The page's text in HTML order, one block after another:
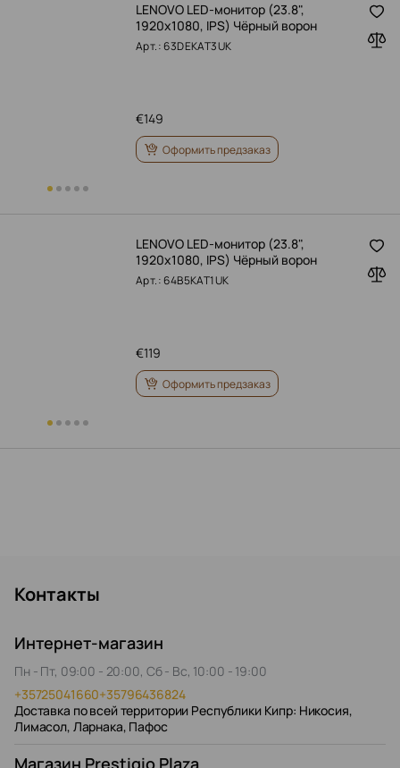
LENOVO LED-монитор (23.8",
1920x1080, IPS) Чёрный ворон
Арт.: 63DEKAT3UK
149
€
Оформить предзаказ
LENOVO LED-монитор (23.8",
1920x1080, IPS) Чёрный ворон
Арт.: 64B5KAT1UK
119
€
Оформить предзаказ
Контакты
Интернет-магазин
Пн - Пт, 09:00 - 20:00, Сб - Вс, 10:00 - 19:00
+35725041660+35796436824
Доставка по всей территории Республики Кипр: Никосия,
Лимасол, Ларнака, Пафос
Магазин Prestigio Plaza